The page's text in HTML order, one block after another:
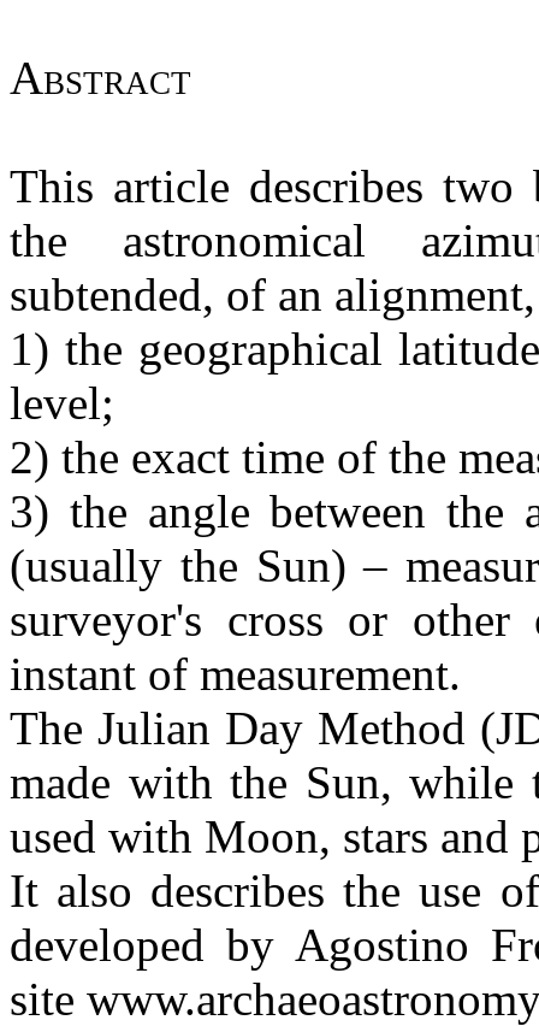
Abstract
This article describes two
the astronomical
subtended, of an
1) the geographical
level;
2) the exact time of the
3) the angle between the
(usually the Sun) –
surveyor's cross or
instant of measurement.
The Julian Day Method
made with the Sun, while
used with Moon, stars and
It also describes the use
developed by Agostino
site